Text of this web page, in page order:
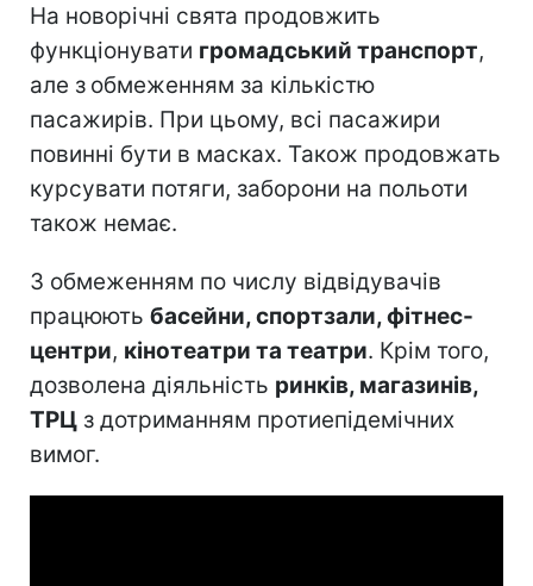
На новорічні свята продовжить
функціонувати громадський транспорт,
але з обмеженням за кількістю
пасажирів. При цьому, всі пасажири
повинні бути в масках. Також продовжать
курсувати потяги, заборони на польоти
також немає.
З обмеженням по числу відвідувачів
працюють басейни, спортзали, фітнес-
центри, кінотеатри та театри. Крім того,
дозволена діяльність ринків, магазинів,
ТРЦ з дотриманням протиепідемічних
вимог.